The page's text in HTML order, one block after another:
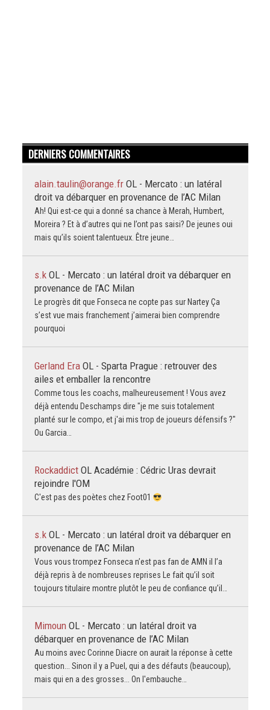
DERNIERS COMMENTAIRES
alain.taulin@orange.fr OL - Mercato : un latéral
droit va débarquer en provenance de l’AC Milan
Ah! Qui est-ce qui a donné sa chance à Merah, Humbert,
Moreira ? Et à d’autres qui ne l’ont pas saisi? De jeunes oui
mais qu’ils soient talentueux. Être jeune…
s.k OL - Mercato : un latéral droit va débarquer en
provenance de l’AC Milan
Le progrès dit que Fonseca ne copte pas sur Nartey Ça
s’est vue mais franchement j’aimerai bien comprendre
pourquoi
Gerland Era OL - Sparta Prague : retrouver des
ailes et emballer la rencontre
Comme tous les coachs, malheureusement ! Vous avez
déjà entendu Deschamps dire "je me suis totalement
planté sur le compo, et j'ai mis trop de joueurs défensifs ?"
Ou Garcia…
Rockaddict OL Académie : Cédric Uras devrait
rejoindre l'OM
C'est pas des poètes chez Foot01
s.k OL - Mercato : un latéral droit va débarquer en
provenance de l’AC Milan
Vous vous trompez Fonseca n’est pas fan de AMN il l’a
déjà repris à de nombreuses reprises Le fait qu’il soit
toujours titulaire montre plutôt le peu de confiance qu’il…
Mimoun OL - Mercato : un latéral droit va
débarquer en provenance de l’AC Milan
Au moins avec Corinne Diacre on aurait la réponse à cette
question... Sinon il y a Puel, qui a des défauts (beaucoup),
mais qui en a des grosses... On l'embauche…